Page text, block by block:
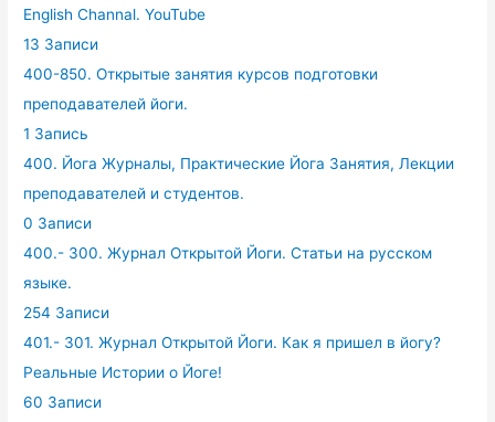
English Channal. YouTube
13 Записи
400-850. Открытые занятия курсов подготовки
преподавателей йоги.
1 Запись
400. Йога Журналы, Практические Йога Занятия, Лекции
преподавателей и студентов.
0 Записи
400.- 300. Журнал Открытой Йоги. Статьи на русском
языке.
254 Записи
401.- 301. Журнал Открытой Йоги. Как я пришел в йогу?
Реальные Истории о Йоге!
60 Записи